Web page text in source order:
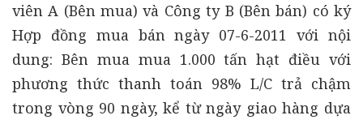
viên A (Bên mua) và Công ty B (Bên bán) có ký
Hợp đồng mua bán ngày 07-6-2011 với nội
dung: Bên mua mua 1.000 tấn hạt điều với
phương thức thanh toán 98% L/C trả chậm
trong vòng 90 ngày, kể từ ngày giao hàng dựa